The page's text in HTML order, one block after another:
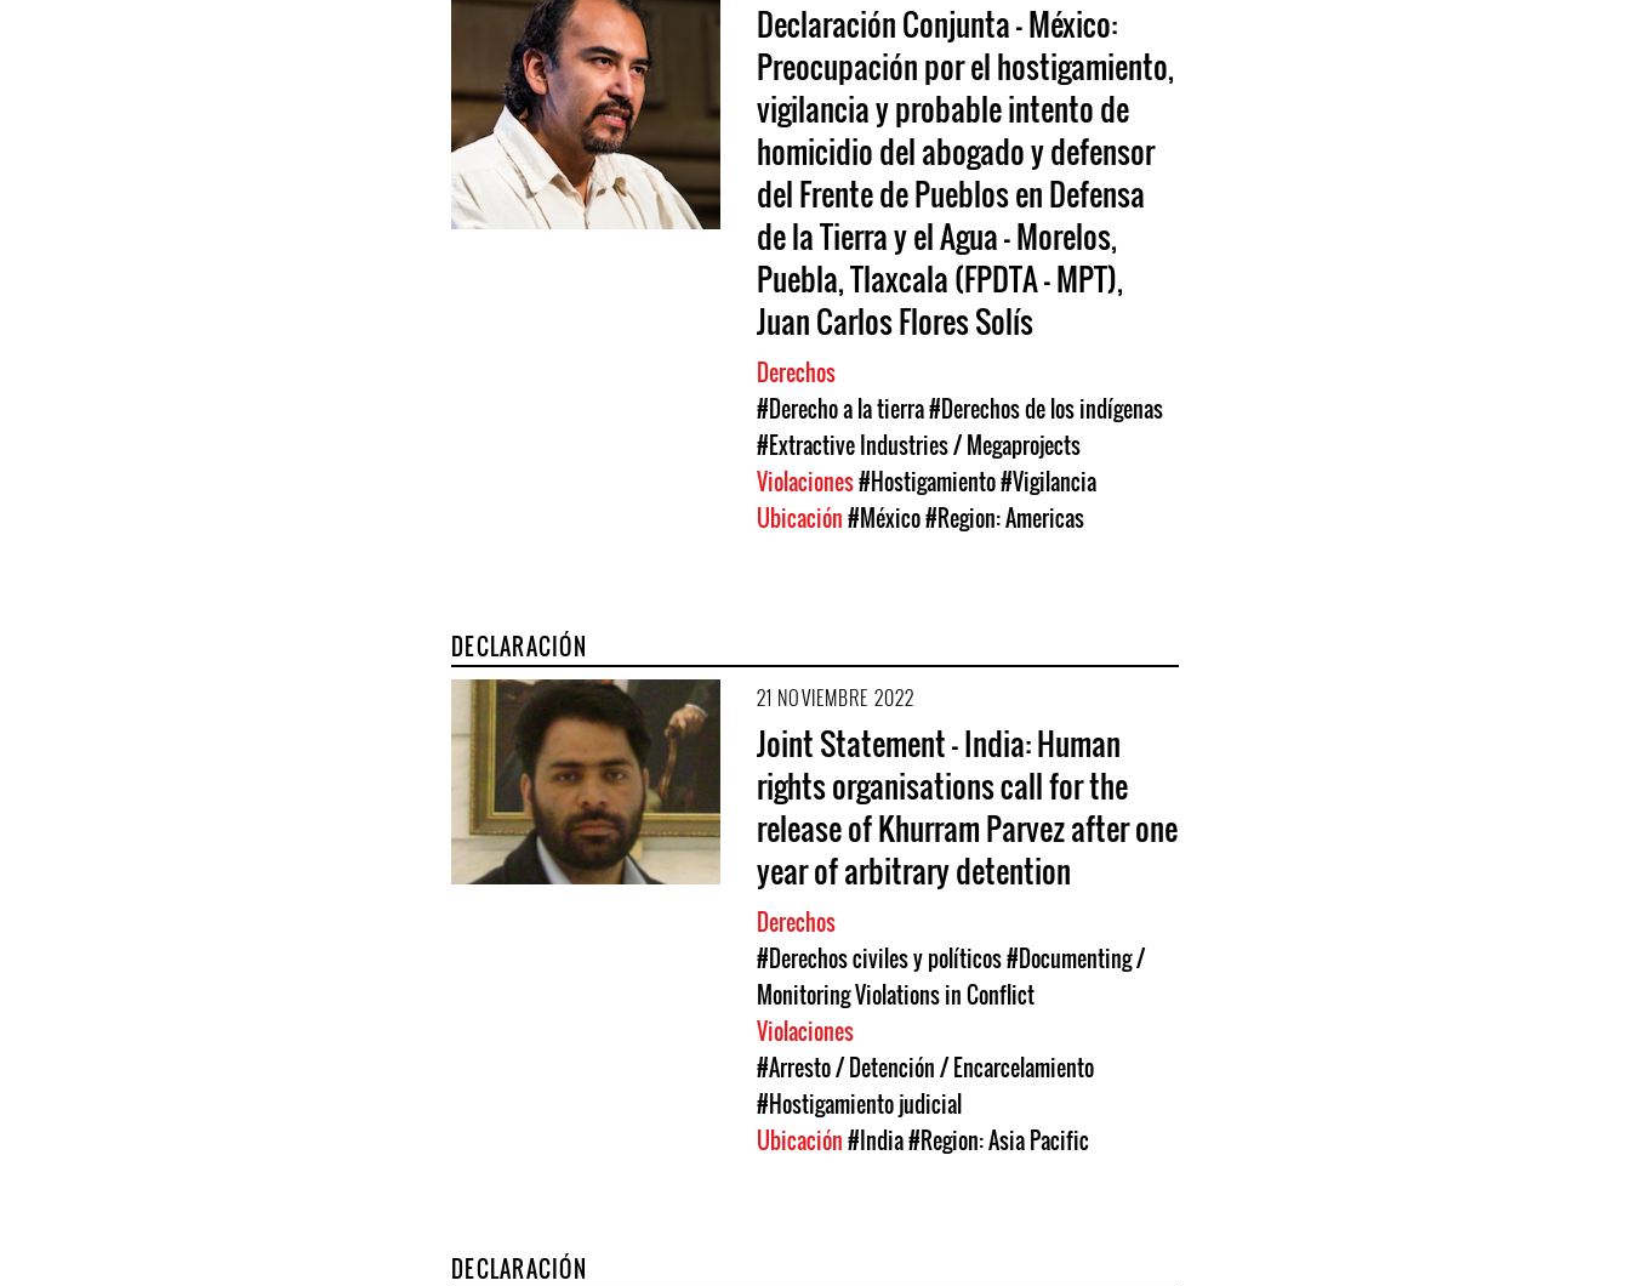
Declaración Conjunta - México:
Preocupación por el hostigamiento,
vigilancia y probable intento de
homicidio del abogado y defensor
del Frente de Pueblos en Defensa
de la Tierra y el Agua – Morelos,
Puebla, Tlaxcala (FPDTA – MPT),
Juan Carlos Flores Solís
Derechos
#Derecho a la tierra#Derechos de los indígenas
#Extractive Industries / Megaprojects
Violaciones#Hostigamiento#Vigilancia
Ubicación#México#Region: Americas
DECLARACIÓN
21 NOVIEMBRE 2022
Joint Statement - India: Human
rights organisations call for the
release of Khurram Parvez after one
year of arbitrary detention
Derechos
#Derechos civiles y políticos#Documenting /
Monitoring Violations in Conflict
Violaciones
#Arresto / Detención / Encarcelamiento
#Hostigamiento judicial
Ubicación#India#Region: Asia Pacific
DECLARACIÓN